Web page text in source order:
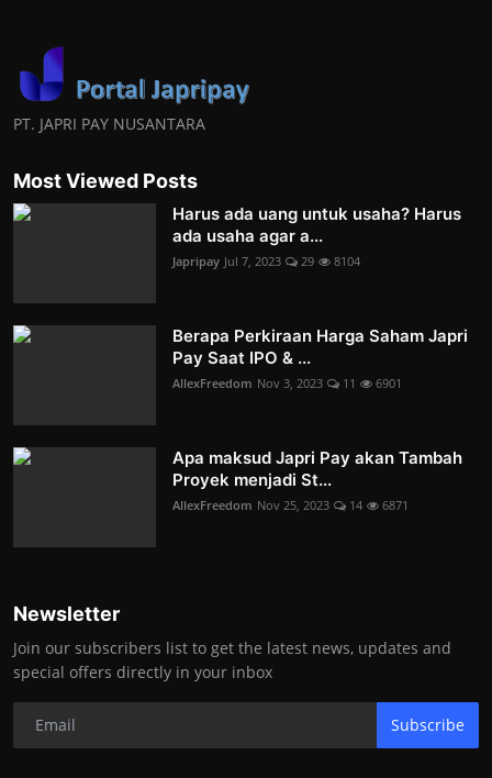
PT. JAPRI PAY NUSANTARA
Most Viewed Posts
Harus ada uang untuk usaha? Harus
ada usaha agar a...
Japripay Jul 7, 2023 29 8104
Berapa Perkiraan Harga Saham Japri
Pay Saat IPO & ...
AllexFreedom Nov 3, 2023 11 6901
Apa maksud Japri Pay akan Tambah
Proyek menjadi St...
AllexFreedom Nov 25, 2023 14 6871
Newsletter
Join our subscribers list to get the latest news, updates and
special offers directly in your inbox
Subscribe